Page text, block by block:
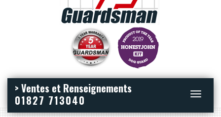
Toggle
> Ventes et Renseignements
01827 713040